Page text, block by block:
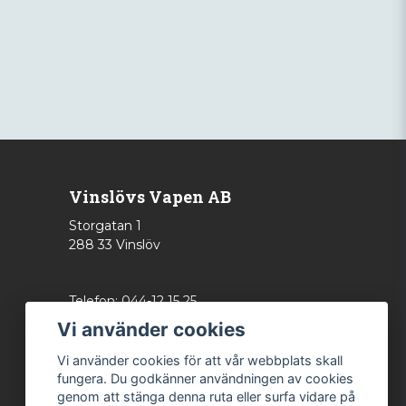
Vinslövs Vapen AB
Storgatan 1
288 33 Vinslöv
Telefon: 044-12 15 25
info@vinslovsvapen.se
Vi använder cookies
Vi använder cookies för att vår webbplats skall
fungera. Du godkänner användningen av cookies
genom att stänga denna ruta eller surfa vidare på